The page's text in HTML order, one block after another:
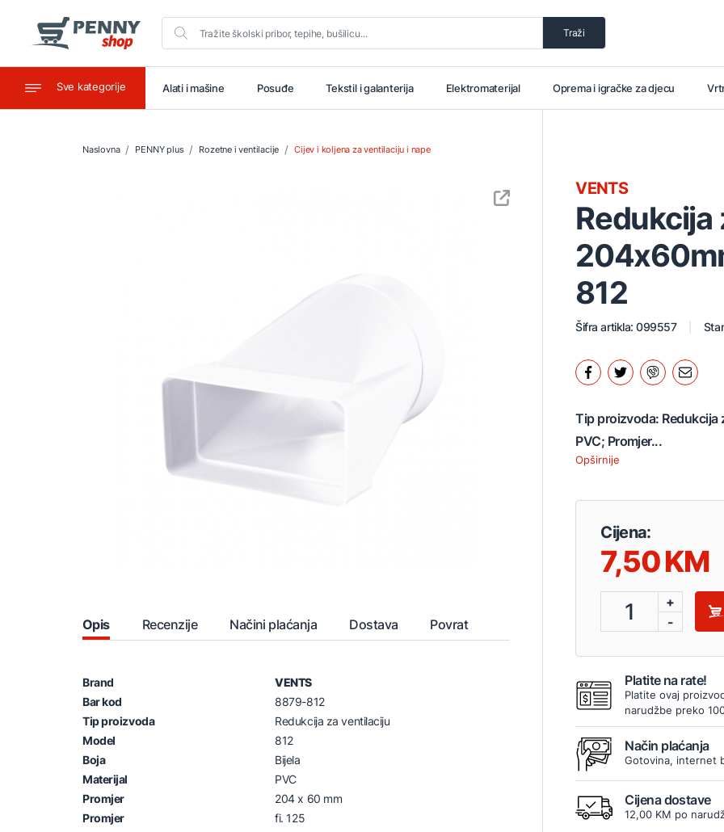
Traži
Sve kategorije
Ugostiteljstvo Alati i mašine Posuđe Tekstil i galanterija Elektromaterijal Oprema i igračke za djecu
Naslovna PENNY plus Rozetne i ventilacije Cijev i koljena za ventilaciju i nape
Opis Recenzije Načini plaćanja Dostava Povrat
Brand
VENTS
Bar kod
8879-812
Tip proizvoda
Redukcija za ventilaciju
Model
812
Boja
Bijela
Materijal
PVC
Promjer
204 x 60 mm
Promjer
fi. 125
Redukcija
812
VENTS
Šifra artikla: 099557
Tip proizvoda: Redukcija
PVC; Promjer...
Opširnije
Cijena:
7,50
1
+
-
Platite na rate!
Platite ovaj
narudžbe preko
Način plaćanja
Gotovina, internet
Cijena dostave
12,00 KM po